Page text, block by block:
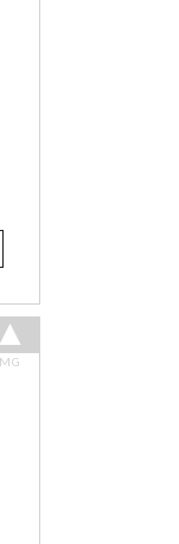
MG